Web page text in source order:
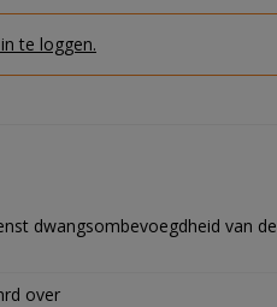
te loggen.
dwangsombevoegdheid van de
over